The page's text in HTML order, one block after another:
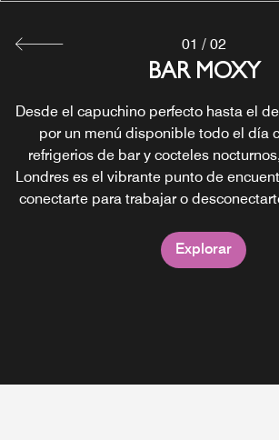
BAR MOXY
Desde el capuchino perfecto hasta el
por un menú disponible todo el día
refrigerios de bar y cocteles
Londres es el vibrante punto de
conectarte para trabajar o
Explorar
24/7 GRAB AND
Los refrigerios y las bebidas están
horas del día, los siete días de la
para todos los gustos en nuestro
bocaditos saludables, bebidas
crujientes y pequeños dulces que
en la barra y listo.
01 / 02